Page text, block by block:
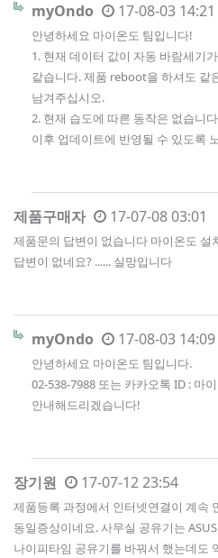
myOndo 17-08-03 14:21
안녕하세요 마이온도 팀입니다!
1. 현재 데이터 값이 자동 바람세기
같습니다. 제품 reboot을 하셔도 같
남겨주십시오.
2. 현재 습도에 따른 동작은 없습니
이후 업데이트에 반영될 수 있도록
제품구매자 17-07-08 03:01
제품문의 답변이 없습니다 마이온도
답변이 없네요? ...... 실망입니다
myOndo 17-08-03 14:09
안녕하세요 마이온도 팀입니다.
02-538-7988 또는 카카오톡 ID : 마
안내해드리겠습니다!
장기원 17-07-12 23:54
제품등록 과정에서 인터넷연결이 계속
동일증상이네요. 사무실 공유기는
나이피타임 공유기를 바꿔서 했는데도